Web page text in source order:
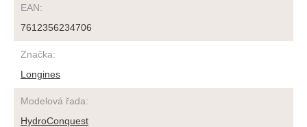
EAN:
7612356234706
Značka:
Longines
Modelová řada:
HydroConquest